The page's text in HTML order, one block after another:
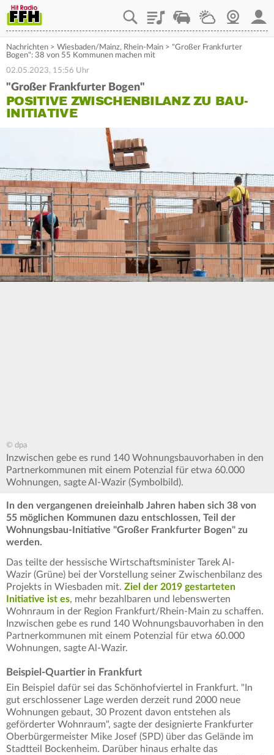
PlaylistStaupilotWetterWebcam
Nachrichten > Wiesbaden/Mainz, Rhein-Main > "Großer Frankfurter
Bogen": 38 von 55 Kommunen machen mit
02.05.2023, 15:56 Uhr
"Großer Frankfurter Bogen"
POSITIVE ZWISCHENBILANZ ZU BAU-
INITIATIVE
© dpa
Inzwischen gebe es rund 140 Wohnungsbauvorhaben in den
Partnerkommunen mit einem Potenzial für etwa 60.000
Wohnungen, sagte Al-Wazir (Symbolbild).
In den vergangenen dreieinhalb Jahren haben sich 38 von
55 möglichen Kommunen dazu entschlossen, Teil der
Wohnungsbau-Initiative "Großer Frankfurter Bogen" zu
werden.
Das teilte der hessische Wirtschaftsminister Tarek Al-
Wazir (Grüne) bei der Vorstellung seiner Zwischenbilanz des
Projekts in Wiesbaden mit. Ziel der 2019 gestarteten
Initiative ist es, mehr bezahlbaren und lebenswerten
Wohnraum in der Region Frankfurt/Rhein-Main zu schaffen.
Inzwischen gebe es rund 140 Wohnungsbauvorhaben in den
Partnerkommunen mit einem Potenzial für etwa 60.000
Wohnungen, sagte Al-Wazir.
Beispiel-Quartier in Frankfurt
Ein Beispiel dafür sei das Schönhofviertel in Frankfurt. "In
gut erschlossener Lage werden derzeit rund 2000 neue
Wohnungen gebaut, 30 Prozent davon entstehen als
geförderter Wohnraum", sagte der designierte Frankfurter
Oberbürgermeister Mike Josef (SPD) über das Gelände im
Stadtteil Bockenheim. Darüber hinaus erhalte das